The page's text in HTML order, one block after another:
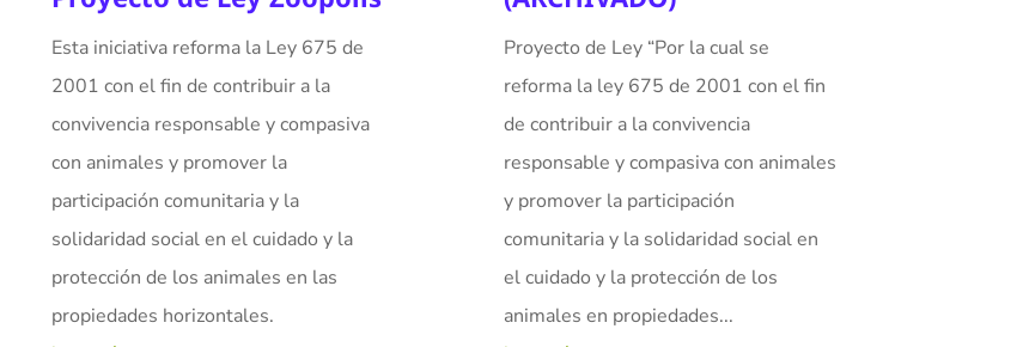
Esta iniciativa reforma la Ley 675 de
2001 con el fin de contribuir a la
convivencia responsable y compasiva
con animales y promover la
participación comunitaria y la
solidaridad social en el cuidado y la
protección de los animales en las
propiedades horizontales.
Proyecto de Ley “Por la cual se
reforma la ley 675 de 2001 con el fin
de contribuir a la convivencia
responsable y compasiva con animales
y promover la participación
comunitaria y la solidaridad social en
el cuidado y la protección de los
animales en propiedades...